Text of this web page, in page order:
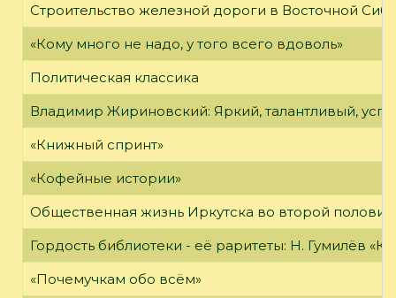
Строительство железной дороги в Восточной
«Кому много не надо, у того всего вдоволь»
Политическая классика
Владимир Жириновский: Яркий, талантливый,
«Книжный спринт»
«Кофейные истории»
Общественная жизнь Иркутска во второй
Гордость библиотеки - её раритеты: Н. Гумилёв
«Почемучкам обо всём»